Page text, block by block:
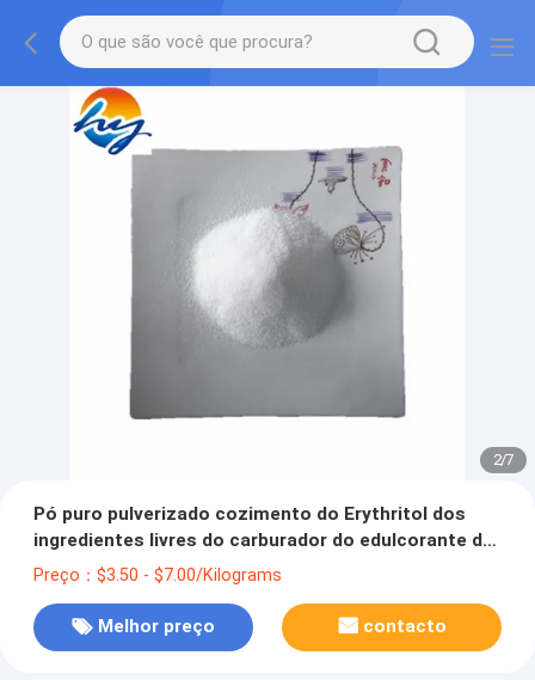
2/7
Pó puro pulverizado cozimento do Erythritol dos
ingredientes livres do carburador do edulcorante do
Erythritol
Preço：$3.50 - $7.00/Kilograms
Melhor preço contacto